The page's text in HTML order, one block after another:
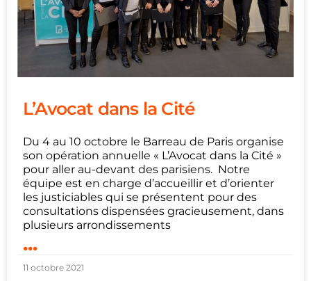
L’Avocat dans la Cité
Du 4 au 10 octobre le Barreau de Paris organise
son opération annuelle « L’Avocat dans la Cité »
pour aller au-devant des parisiens. Notre
équipe est en charge d’accueillir et d’orienter
les justiciables qui se présentent pour des
consultations dispensées gracieusement, dans
plusieurs arrondissements
...
11 octobre 2021